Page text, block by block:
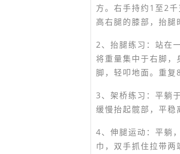
方。右手持约1至2
高右腿的膝部，抬腿
2、抬腿练习：站在
将重量集中于右脚
脚，轻叩地面。重复
3、架桥练习：平躺
缓慢抬起髋部，平稳
4、伸腿运动：平躺
巾，双手抓住拉带